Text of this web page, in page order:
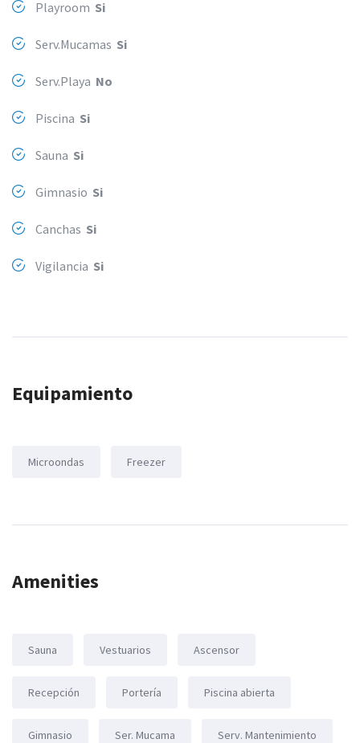
Playroom Si
Serv.Mucamas Si
Serv.Playa No
Piscina Si
Sauna Si
Gimnasio Si
Canchas Si
Vigilancia Si
Equipamiento
Microondas Freezer
Amenities
Sauna Vestuarios Ascensor
Recepción Portería Piscina abierta
Gimnasio Ser. Mucama Serv. Mantenimiento